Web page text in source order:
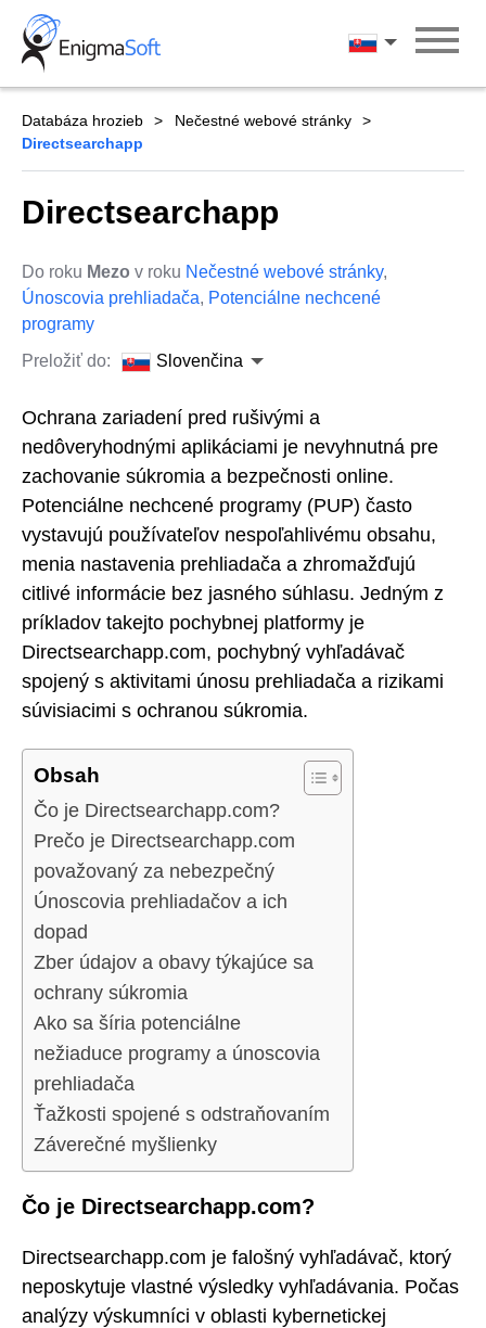
Skip
content
Slovenčina
Databáza hrozieb
Nečestné webové stránky
Directsearchapp
Directsearchapp
Do roku Mezo v roku Nečestné webové stránky,
Únoscovia prehliadača, Potenciálne nechcené
programy
Preložiť do:
Slovenčina
Ochrana zariadení pred rušivými a
nedôveryhodnými aplikáciami je nevyhnutná pre
zachovanie súkromia a bezpečnosti online.
Potenciálne nechcené programy (PUP) často
vystavujú používateľov nespoľahlivému obsahu,
menia nastavenia prehliadača a zhromažďujú
citlivé informácie bez jasného súhlasu. Jedným z
príkladov takejto pochybnej platformy je
Directsearchapp.com, pochybný vyhľadávač
spojený s aktivitami únosu prehliadača a rizikami
súvisiacimi s ochranou súkromia.
Obsah
Čo je Directsearchapp.com?
Prečo je Directsearchapp.com
považovaný za nebezpečný
Únoscovia prehliadačov a ich
dopad
Zber údajov a obavy týkajúce sa
ochrany súkromia
Ako sa šíria potenciálne
nežiaduce programy a únoscovia
prehliadača
Ťažkosti spojené s odstraňovaním
Záverečné myšlienky
Čo je Directsearchapp.com?
Directsearchapp.com je falošný vyhľadávač, ktorý
neposkytuje vlastné výsledky vyhľadávania. Počas
analýzy výskumníci v oblasti kybernetickej